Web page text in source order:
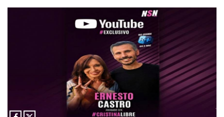
@PJCampana2022: Asumimos una nueva etapa en el
Partido Justicialista de Campana, con el orgullo de que el
Ver en X